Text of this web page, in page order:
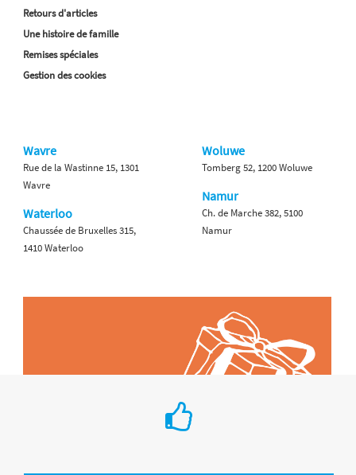
Retours d'articles
Une histoire de famille
Remises spéciales
Gestion des cookies
Wavre
Rue de la Wastinne 15, 1301
Wavre
Waterloo
Chaussée de Bruxelles 315,
1410 Waterloo
Woluwe
Tomberg 52, 1200 Woluwe
Namur
Ch. de Marche 382, 5100
Namur